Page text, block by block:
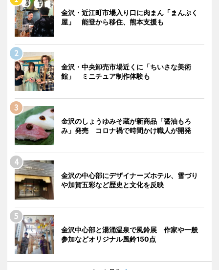
金沢・近江町市場入り口に肉まん「まんぷく
屋」 能登から移住、熊本支援も
金沢・中央卸売市場近くに「ちいさな美術
館」 ミニチュア制作体験も
金沢のしょうゆみそ蔵が新商品「醤油もろ
み」発売 コロナ禍で時間かけ職人が開発
金沢の中心部にデザイナーズホテル、雪づり
や加賀五彩など歴史と文化を反映
金沢中心部と湯涌温泉で風鈴展 作家や一般
参加などオリジナル風鈴150点